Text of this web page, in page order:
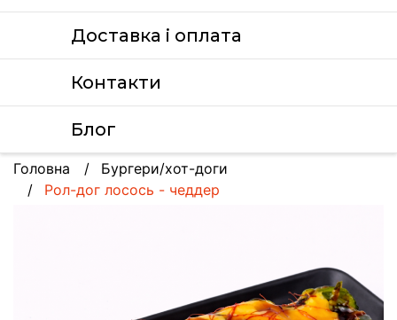
Доставка i оплата
Контакти
Блог
Головна
Бургери/хот-доги
Рол-дог лосось - чеддер